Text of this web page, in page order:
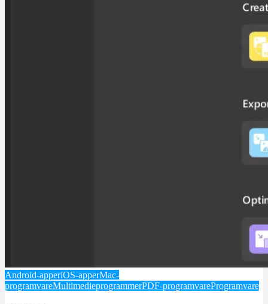
Android-apperiOS-apperMac-
programvareMultimedieprogrammerPDF-programvareProgramvare